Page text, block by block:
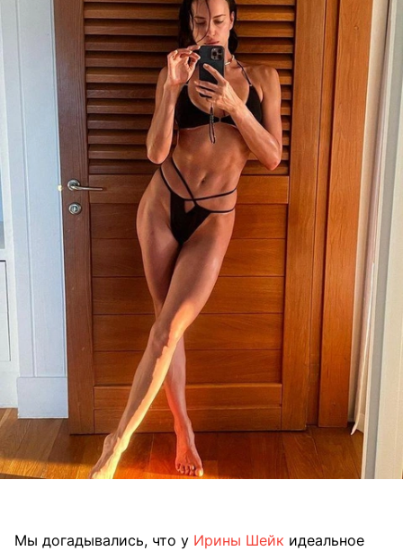
Мы догадывались, что у Ирины Шейк идеальное